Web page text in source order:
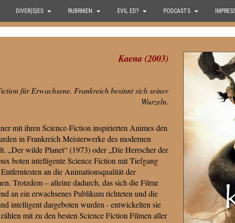
DIVER(S)ES RUBRIKEN EVIL ED? PODCASTS
Kaena (2003)
für Erwachsene. Frankreich besinnt sich seiner
Wurzeln.
mit ihren Science-Fiction inspirierten Animes den
in Frankreich Meisterwerke des modernen
„Der wilde Planet“ (1973) oder „Die Herrscher der
boten intelligente Science Fiction mit Tiefgang
an die Animationsqualität der
Trotzdem – alleine dadurch, das sich die Filme
an ein erwachsenes Publikum richteten und die
intelligent dargeboten wurden - entwickelten sie
mit zu den besten Science Fiction Filmen aller